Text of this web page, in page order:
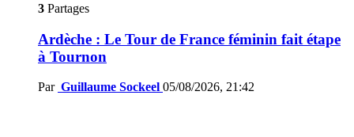
3 Partages
Ardèche : Le Tour de France féminin fait étape
à Tournon
Par Guillaume Sockeel 05/08/2026, 21:42